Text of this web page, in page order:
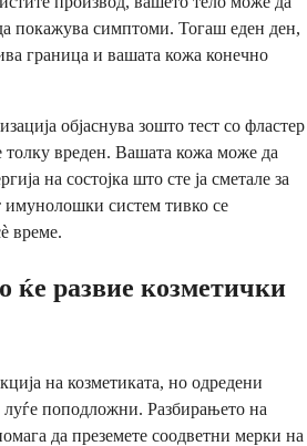
покажува симптоми. Тогаш еден ден,
граница и вашата кожа конечно
објаснува зошто тест со фластер
толку вреден. Вашата кожа може да
на состојка што сте ја сметале за
имунолошки систем тивко се
време.
ќе развие козметички
на козметиката, но одредени
поподложни. Разбирањето на
да преземете соодветни мерки на